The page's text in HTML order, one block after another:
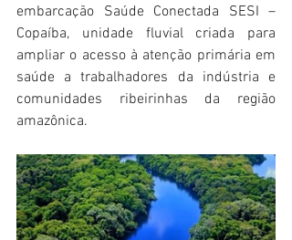
embarcação Saúde Conectada SESI –
Copaíba, unidade fluvial criada para
ampliar o acesso à atenção primária em
saúde a trabalhadores da indústria e
comunidades ribeirinhas da região
amazônica.